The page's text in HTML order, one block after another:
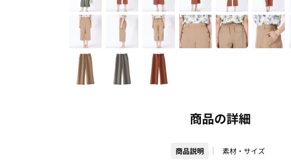
商品の詳細
商品説明 素材・サイズ